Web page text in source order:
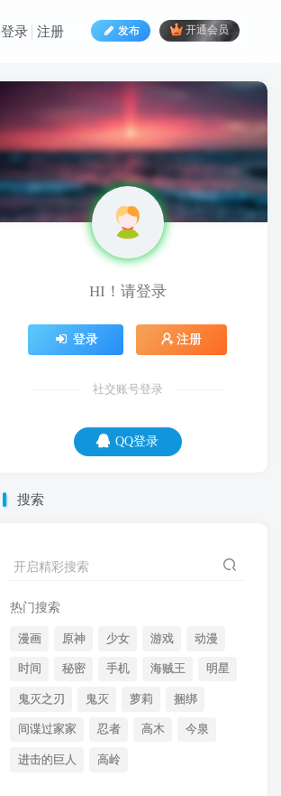
发布 开通会员
登录 注册
HI！请登录
登录 注册
社交账号登录
QQ登录
搜索
开启精彩搜索
热门搜索
漫画 原神 少女 游戏 动漫
时间 秘密 手机 海贼王 明星
鬼灭之刃 鬼灭 萝莉 捆绑
间谍过家家 忍者 高木 今泉
进击的巨人 高岭
HI！请登录
登录 注册
社交账号登录
QQ登录
武大郎用实际行动告诉我们，不要随便玩